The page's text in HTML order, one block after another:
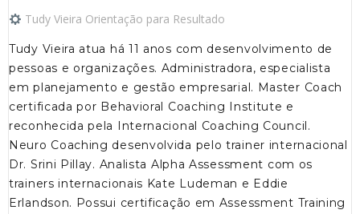
Tudy Vieira Orientação para Resultado
Tudy Vieira atua há 11 anos com desenvolvimento de
pessoas e organizações. Administradora, especialista
em planejamento e gestão empresarial. Master Coach
certificada por Behavioral Coaching Institute e
reconhecida pela Internacional Coaching Council.
Neuro Coaching desenvolvida pelo trainer internacional
Dr. Srini Pillay. Analista Alpha Assessment com os
trainers internacionais Kate Ludeman e Eddie
Erlandson. Possui certificação em Assessment Training